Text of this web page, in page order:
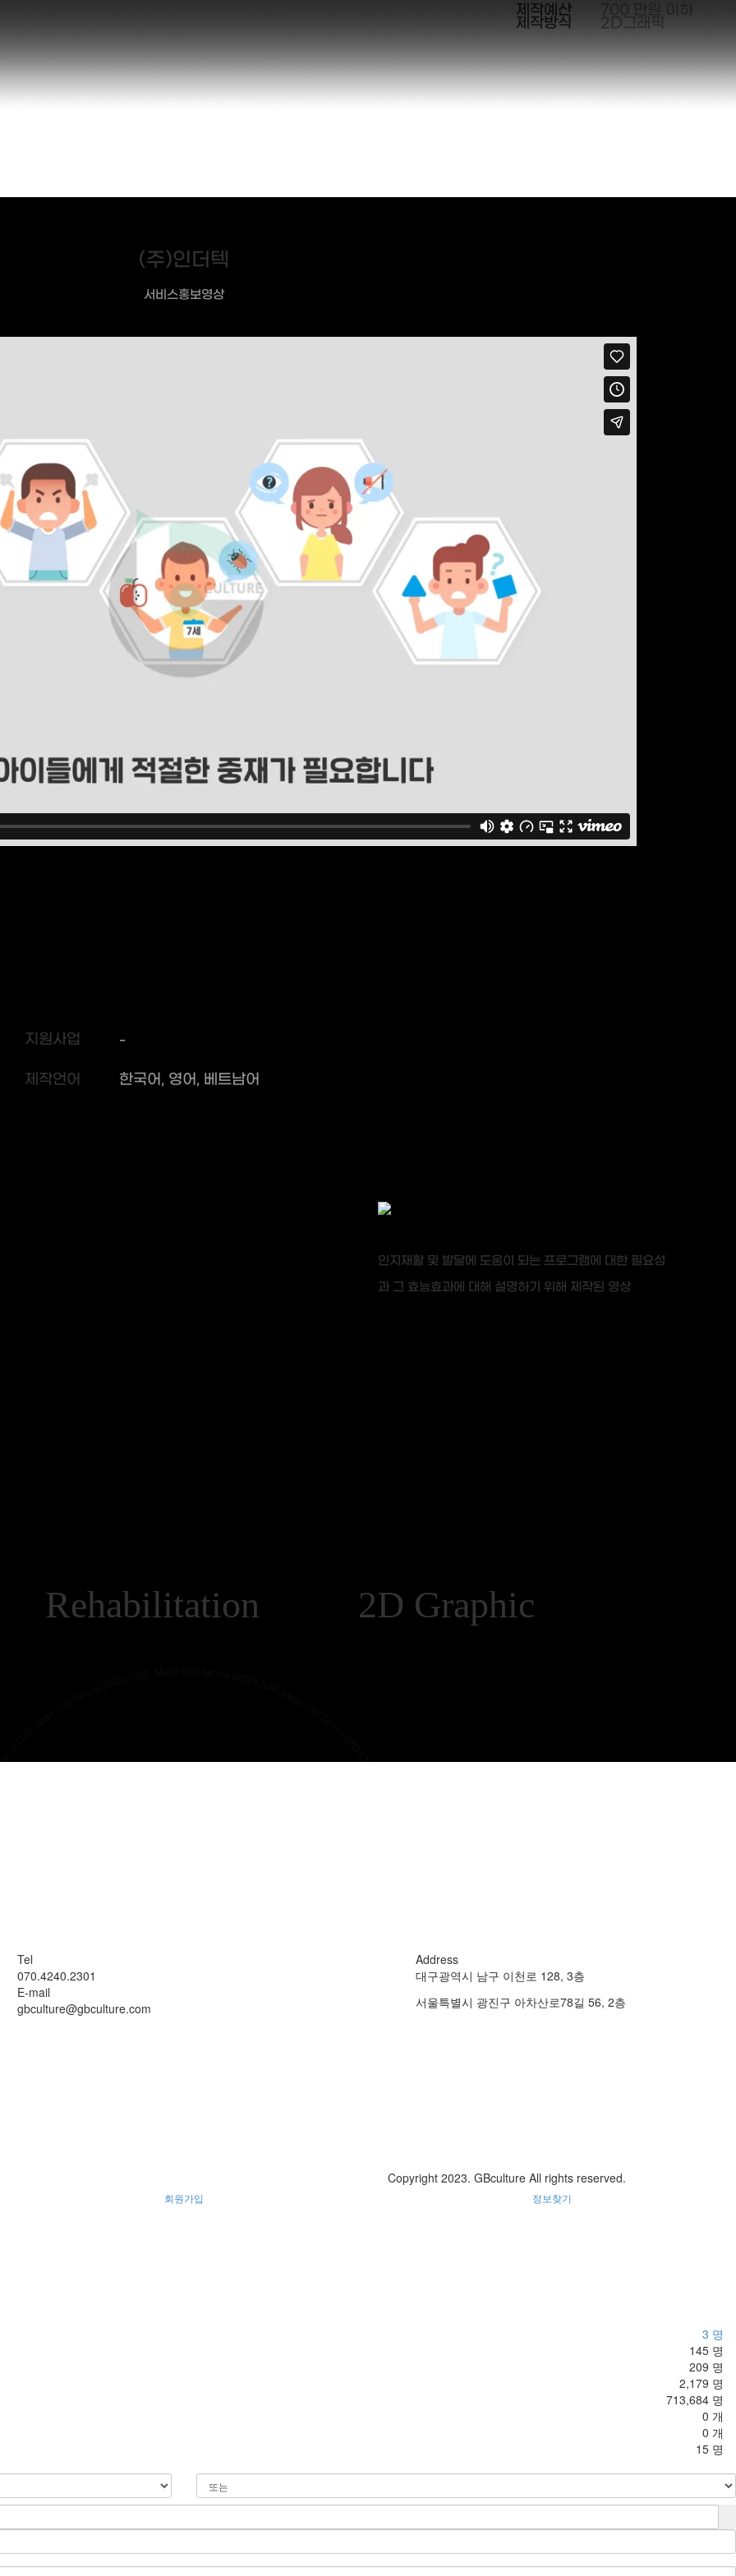
(주)인더텍
서비스홍보영상
지원사업 -
제작예산 700 만원 이하
제작언어 한국어, 영어, 베트남어
제작방식 2D그래픽
인지재활 및 발달에 도움이 되는 프로그램에 대한 필요성
과 그 효능효과에 대해 설명하기 위해 제작된 영상
2D Graphic
Tel
070.4240.2301
E-mail
gbculture@gbculture.com
Address
대구광역시 남구 이천로 128, 3층
서울특별시 광진구 아차산로78길 56, 2층
Copyright 2023. GBculture All rights reserved.
회원가입 정보찾기
3 명
145 명
209 명
2,179 명
713,684 명
0 개
0 개
15 명